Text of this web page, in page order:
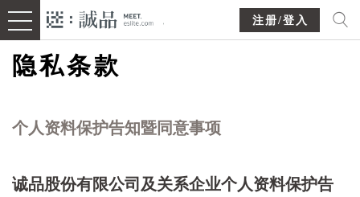
注册/登入
隐私条款
个人资料保护告知暨同意事项
诚品股份有限公司及关系企业个人资料保护告